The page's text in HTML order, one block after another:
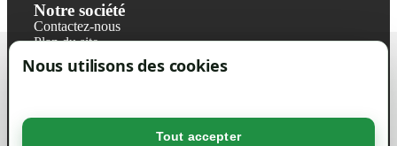
Nous utilisons des cookies
Tout accepter
Notre société
Contactez-nous
Plan du site
Magasin
Mentions légales
Politique de confidentialité RGPD